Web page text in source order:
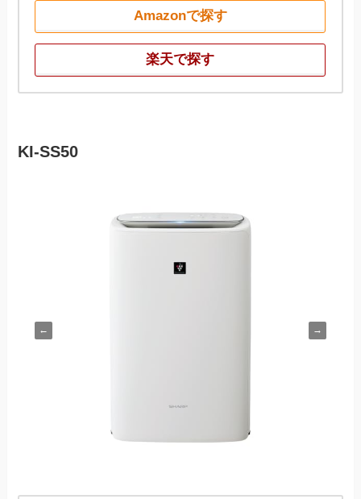
Amazonで探す
楽天で探す
KI-SS50
← →